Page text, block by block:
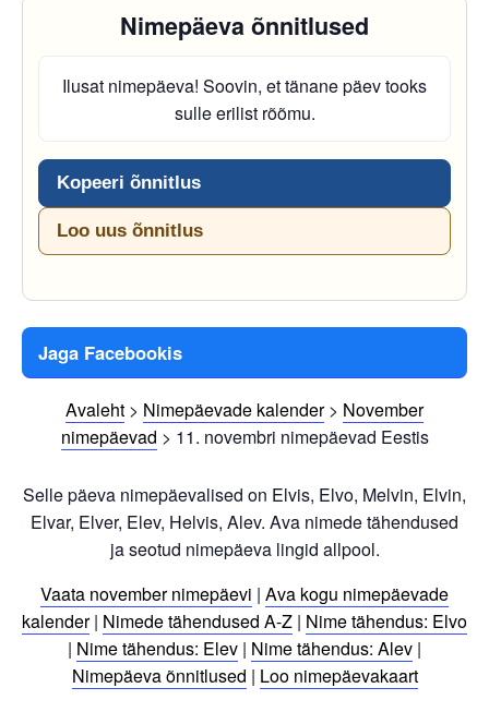
Nimepäeva õnnitlused
Ilusat nimepäeva! Soovin, et tänane päev tooks
sulle erilist rõõmu.
Kopeeri õnnitlus
Loo uus õnnitlus
Jaga Facebookis
Avaleht > Nimepäevade kalender> November
nimepäevad > 11. novembri nimepäevad Eestis
Selle päeva nimepäevalised on Elvis, Elvo, Melvin, Elvin,
Elvar, Elver, Elev, Helvis, Alev. Ava nimede tähendused
ja seotud nimepäeva lingid allpool.
Vaata november nimepäevi | Ava kogu nimepäevade
kalender| Nimede tähendused A-Z | Nime tähendus: Elvo
| Nime tähendus: Elev | Nime tähendus: Alev |
Nimepäeva õnnitlused | Loo nimepäevakaart